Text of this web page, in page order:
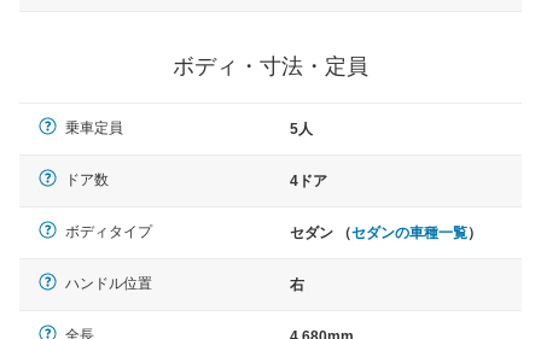
ボディ・寸法・定員
乗車定員 5人
ドア数 4ドア
ボディタイプ セダン （セダンの車種一覧）
ハンドル位置 右
全長